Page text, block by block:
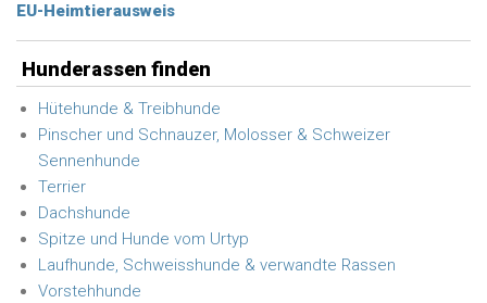
EU-Heimtierausweis
Hunderassen finden
Hütehunde & Treibhunde
Pinscher und Schnauzer, Molosser & Schweizer
Sennenhunde
Terrier
Dachshunde
Spitze und Hunde vom Urtyp
Laufhunde, Schweisshunde & verwandte Rassen
Vorstehhunde